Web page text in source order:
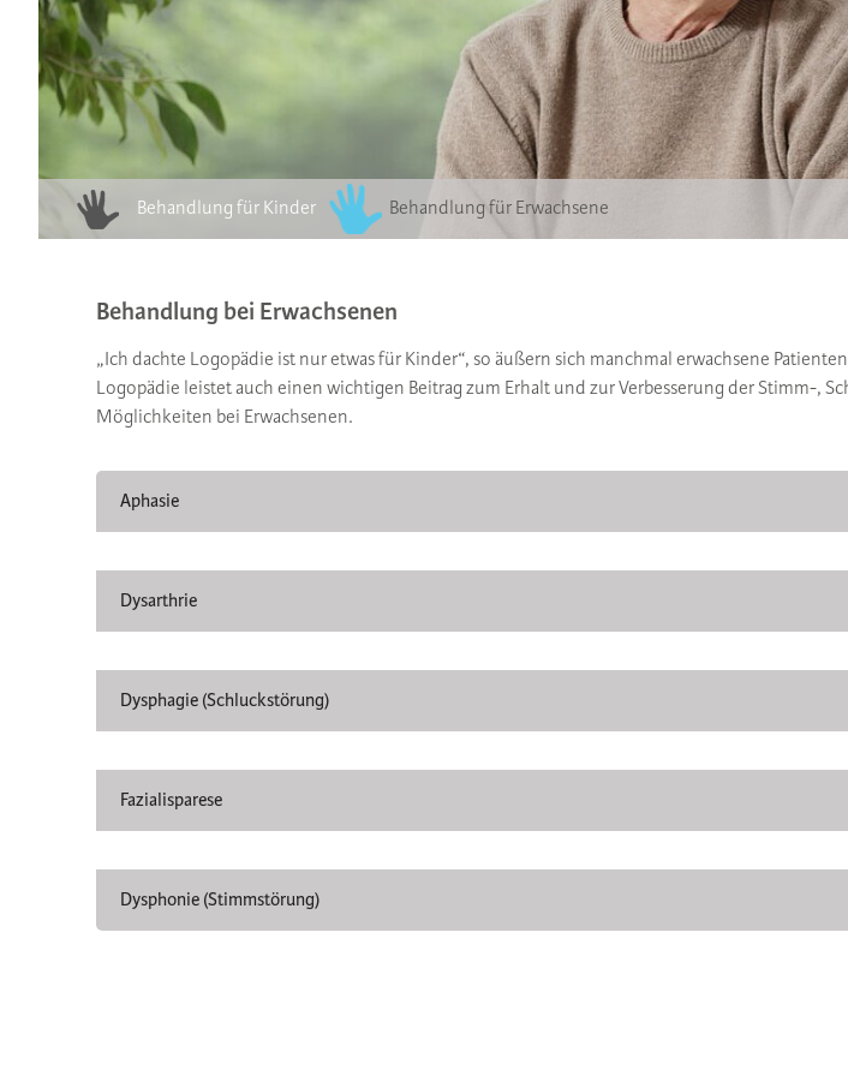
Behandlung für Kinder Behandlung für Erwachsene
Behandlung bei Erwachsenen
„Ich dachte Logopädie ist nur etwas für Kinder“, so äußern sich manchmal erwachsene
Logopädie leistet auch einen wichtigen Beitrag zum Erhalt und zur Verbesserung der Stimm-,
Möglichkeiten bei Erwachsenen.
Aphasie
Dysarthrie
Dysphagie (Schluckstörung)
Fazialisparese
Dysphonie (Stimmstörung)